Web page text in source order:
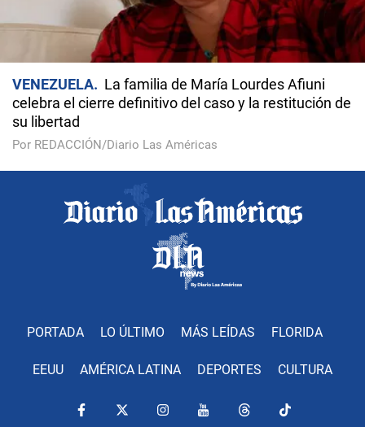
VENEZUELA
La familia de María Lourdes Afiuni
celebra el cierre definitivo del caso y la restitución de
su libertad
Por REDACCIÓN/Diario Las Américas
PORTADA LO ÚLTIMO MÁS LEÍDAS FLORIDA
EEUU AMÉRICA LATINA DEPORTES CULTURA